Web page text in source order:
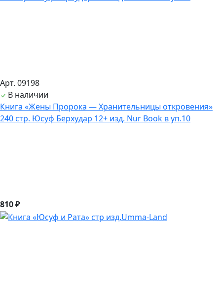
Арт. 09198
В наличии
Книга «Жены Пророка — Хранительницы откровения»
240 стр. Юсуф Берхудар 12+ изд. Nur Book в уп.10
810 ₽